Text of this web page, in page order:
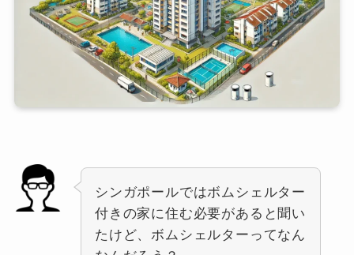
シンガポールではボムシェルター
付きの家に住む必要があると聞い
たけど、ボムシェルターってなん